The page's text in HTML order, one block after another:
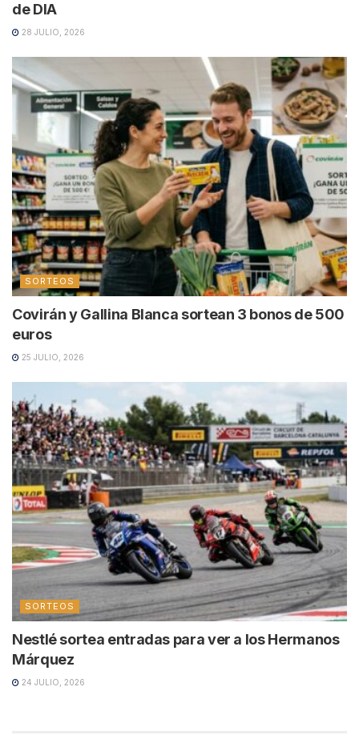
de DIA
28 JULIO, 2026
SORTEOS
Covirán y Gallina Blanca sortean 3 bonos de 500
euros
25 JULIO, 2026
SORTEOS
Nestlé sortea entradas para ver a los Hermanos
Márquez
24 JULIO, 2026